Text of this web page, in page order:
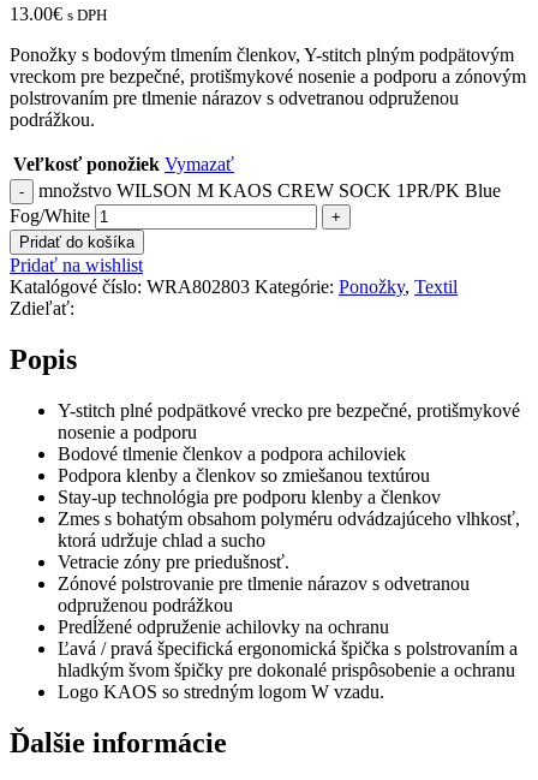
13.00€ s DPH
Ponožky s bodovým tlmením členkov, Y-stitch plným podpätovým
vreckom pre bezpečné, protišmykové nosenie a podporu a zónovým
polstrovaním pre tlmenie nárazov s odvetranou odpruženou
podrážkou.
Veľkosť ponožiek Vymazať
množstvo WILSON M KAOS CREW SOCK 1PR/PK Blue
Fog/White
Pridať do košíka
Pridať na wishlist
Katalógové číslo: WRA802803 Kategórie: Ponožky, Textil
Zdieľať:
Popis
Y-stitch plné podpätkové vrecko pre bezpečné, protišmykové
nosenie a podporu
Bodové tlmenie členkov a podpora achiloviek
Podpora klenby a členkov so zmiešanou textúrou
Stay-up technológia pre podporu klenby a členkov
Zmes s bohatým obsahom polyméru odvádzajúceho vlhkosť,
ktorá udržuje chlad a sucho
Vetracie zóny pre priedušnosť.
Zónové polstrovanie pre tlmenie nárazov s odvetranou
odpruženou podrážkou
Predĺžené odpruženie achilovky na ochranu
Ľavá / pravá špecifická ergonomická špička s polstrovaním a
hladkým švom špičky pre dokonalé prispôsobenie a ochranu
Logo KAOS so stredným logom W vzadu.
Ďalšie informácie